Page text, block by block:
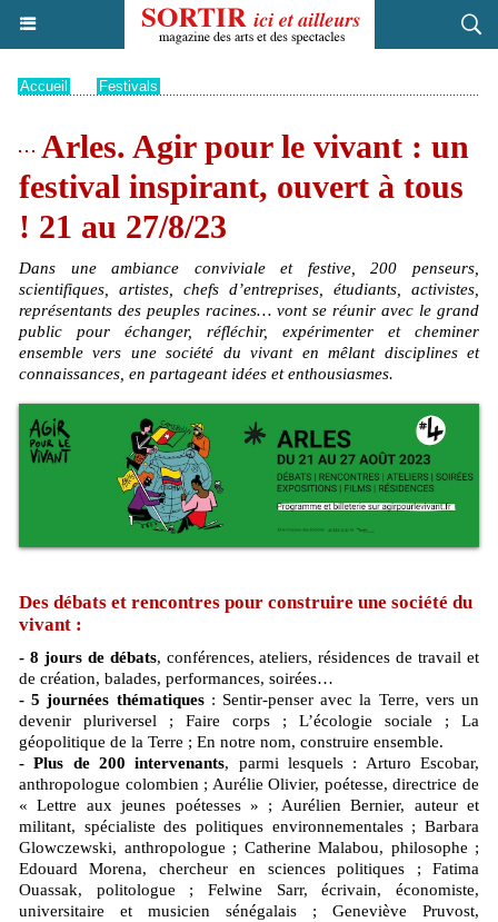
Accueil Festivals
Arles. Agir pour le vivant : un
festival inspirant, ouvert à tous
! 21 au 27/8/23
Dans une ambiance conviviale et festive, 200 penseurs,
scientifiques, artistes, chefs d’entreprises, étudiants, activistes,
représentants des peuples racines… vont se réunir avec le grand
public pour échanger, réfléchir, expérimenter et cheminer
ensemble vers une société du vivant en mêlant disciplines et
connaissances, en partageant idées et enthousiasmes.
Des débats et rencontres pour construire une société du
vivant :
- 8 jours de débats, conférences, ateliers, résidences de travail et
de création, balades, performances, soirées…
- 5 journées thématiques: Sentir-penser avec la Terre, vers un
devenir pluriversel ; Faire corps ; L’écologie sociale ; La
géopolitique de la Terre ; En notre nom, construire ensemble.
- Plus de 200 intervenants, parmi lesquels : Arturo Escobar,
anthropologue colombien ; Aurélie Olivier, poétesse, directrice de
« Lettre aux jeunes poétesses » ; Aurélien Bernier, auteur et
militant, spécialiste des politiques environnementales ; Barbara
Glowczewski, anthropologue ; Catherine Malabou, philosophe ;
Edouard Morena, chercheur en sciences politiques ; Fatima
Ouassak, politologue ; Felwine Sarr, écrivain, économiste,
universitaire et musicien sénégalais ; Geneviève Pruvost,